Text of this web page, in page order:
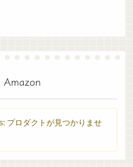
Amazon
プロダクトが見つかりませ